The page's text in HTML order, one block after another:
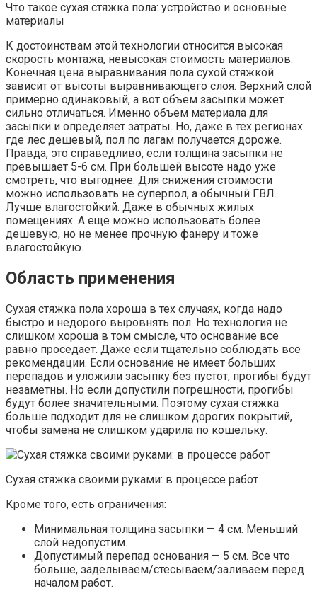
Что такое сухая стяжка пола: устройство и основные
материалы
К достоинствам этой технологии относится высокая
скорость монтажа, невысокая стоимость материалов.
Конечная цена выравнивания пола сухой стяжкой
зависит от высоты выравнивающего слоя. Верхний слой
примерно одинаковый, а вот объем засыпки может
сильно отличаться. Именно объем материала для
засыпки и определяет затраты. Но, даже в тех регионах
где лес дешевый, пол по лагам получается дороже.
Правда, это справедливо, если толщина засыпки не
превышает 5-6 см. При большей высоте надо уже
смотреть, что выгоднее. Для снижения стоимости
можно использовать не суперпол, а обычный ГВЛ.
Лучше влагостойкий. Даже в обычных жилых
помещениях. А еще можно использовать более
дешевую, но не менее прочную фанеру и тоже
влагостойкую.
Область применения
Сухая стяжка пола хороша в тех случаях, когда надо
быстро и недорого выровнять пол. Но технология не
слишком хороша в том смысле, что основание все
равно проседает. Даже если тщательно соблюдать все
рекомендации. Если основание не имеет больших
перепадов и уложили засыпку без пустот, прогибы будут
незаметны. Но если допустили погрешности, прогибы
будут более значительными. Поэтому сухая стяжка
больше подходит для не слишком дорогих покрытий,
чтобы замена не слишком ударила по кошельку.
Сухая стяжка своими руками: в процессе работ
Кроме того, есть ограничения:
Минимальная толщина засыпки — 4 см. Меньший
слой недопустим.
Допустимый перепад основания — 5 см. Все что
больше, заделываем/стесываем/заливаем перед
началом работ.